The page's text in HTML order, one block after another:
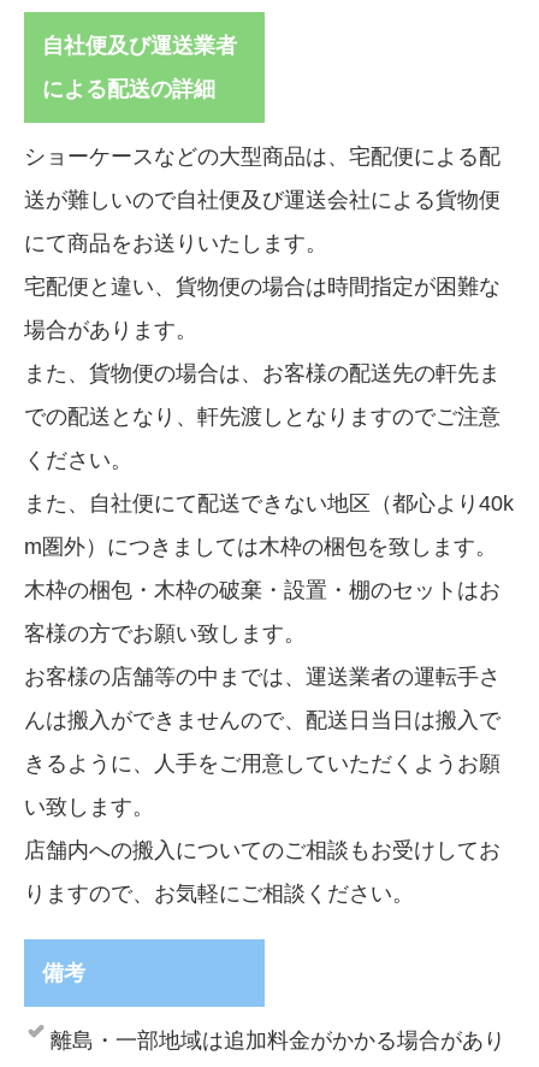
自社便及び運送業者
による配送の詳細
ショーケースなどの大型商品は、宅配便による配
送が難しいので自社便及び運送会社による貨物便
にて商品をお送りいたします。
宅配便と違い、貨物便の場合は時間指定が困難な
場合があります。
また、貨物便の場合は、お客様の配送先の軒先ま
での配送となり、軒先渡しとなりますのでご注意
ください。
また、自社便にて配送できない地区（都心より40k
m圏外）につきましては木枠の梱包を致します。
木枠の梱包・木枠の破棄・設置・棚のセットはお
客様の方でお願い致します。
お客様の店舗等の中までは、運送業者の運転手さ
んは搬入ができませんので、配送日当日は搬入で
きるように、人手をご用意していただくようお願
い致します。
店舗内への搬入についてのご相談もお受けしてお
りますので、お気軽にご相談ください。
備考
離島・一部地域は追加料金がかかる場合があり